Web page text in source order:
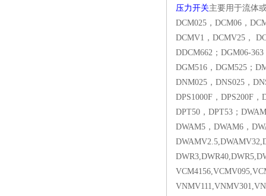
压力开关主要用于流体
DCM025，DCM06，
DCMV1，DCMV25，
DDCM662；DGM06-
DGM516，DGM525；
DNM025，DNS025，
DPS1000F，DPS200F
DPT50，DPT53；
DWAM5，DWAM6，